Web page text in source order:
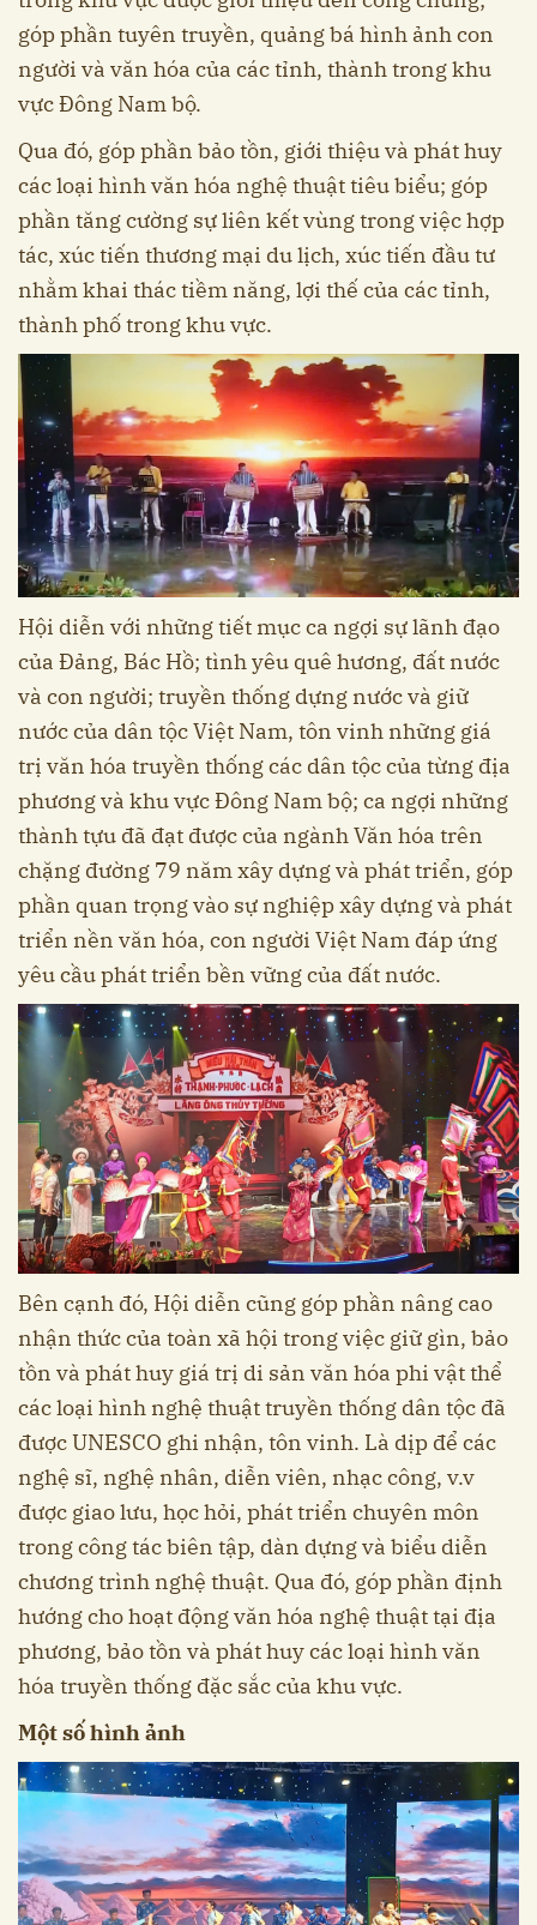
góp phần tuyên truyền, quảng bá hình ảnh con
người và văn hóa của các tỉnh, thành trong khu
vực Đông Nam bộ.
Qua đó, góp phần bảo tồn, giới thiệu và phát huy
các loại hình văn hóa nghệ thuật tiêu biểu; góp
phần tăng cường sự liên kết vùng trong việc hợp
tác, xúc tiến thương mại du lịch, xúc tiến đầu tư
nhằm khai thác tiềm năng, lợi thế của các tỉnh,
thành phố trong khu vực.
Hội diễn với những tiết mục ca ngợi sự lãnh đạo
của Đảng, Bác Hồ; tình yêu quê hương, đất nước
và con người; truyền thống dựng nước và giữ
nước của dân tộc Việt Nam, tôn vinh những giá
trị văn hóa truyền thống các dân tộc của từng địa
phương và khu vực Đông Nam bộ; ca ngợi những
thành tựu đã đạt được của ngành Văn hóa trên
chặng đường 79 năm xây dựng và phát triển, góp
phần quan trọng vào sự nghiệp xây dựng và phát
triển nền văn hóa, con người Việt Nam đáp ứng
yêu cầu phát triển bền vững của đất nước.
Bên cạnh đó, Hội diễn cũng góp phần nâng cao
nhận thức của toàn xã hội trong việc giữ gìn, bảo
tồn và phát huy giá trị di sản văn hóa phi vật thể
các loại hình nghệ thuật truyền thống dân tộc đã
được UNESCO ghi nhận, tôn vinh. Là dịp để các
nghệ sĩ, nghệ nhân, diễn viên, nhạc công, v.v
được giao lưu, học hỏi, phát triển chuyên môn
trong công tác biên tập, dàn dựng và biểu diễn
chương trình nghệ thuật. Qua đó, góp phần định
hướng cho hoạt động văn hóa nghệ thuật tại địa
phương, bảo tồn và phát huy các loại hình văn
hóa truyền thống đặc sắc của khu vực.
Một số hình ảnh